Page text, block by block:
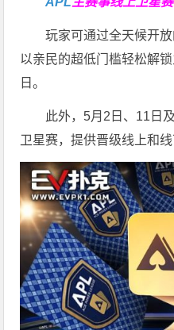
玩家可通过全天候开
以亲民的超低门槛轻松解
日。
此外，5月2日、11日
卫星赛，提供晋级线上和线